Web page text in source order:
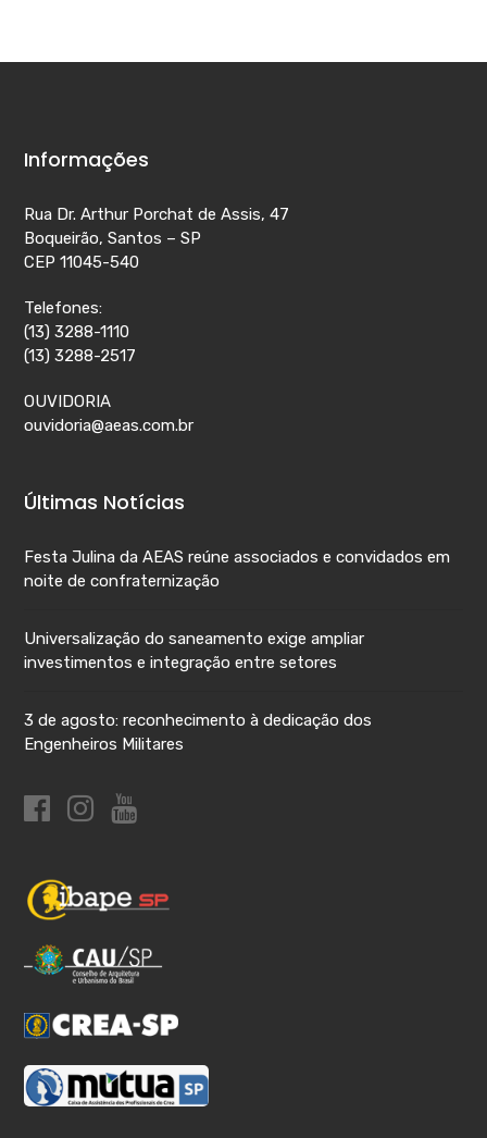
Informações
Rua Dr. Arthur Porchat de Assis, 47
Boqueirão, Santos – SP
CEP 11045-540
Telefones:
(13) 3288-1110
(13) 3288-2517
OUVIDORIA
ouvidoria@aeas.com.br
Últimas Notícias
Festa Julina da AEAS reúne associados e convidados em
noite de confraternização
Universalização do saneamento exige ampliar
investimentos e integração entre setores
3 de agosto: reconhecimento à dedicação dos
Engenheiros Militares